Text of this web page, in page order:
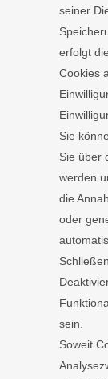
seiner
erfolgt
Cookies
Sie
Sie über
werden
die
oder
sein.
Soweit